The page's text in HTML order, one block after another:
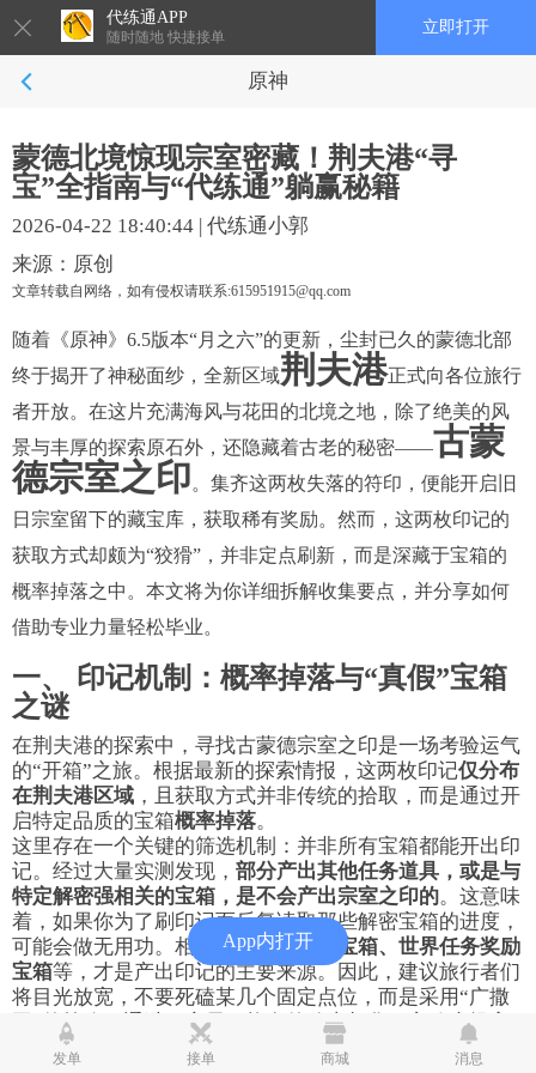
代练通APP
随时随地 快捷接单
立即打开
原神
App内打开
蒙德北境惊现宗室密藏！荆夫港“寻
宝”全指南与“代练通”躺赢秘籍
2026-04-22 18:40:44 | 代练通小郭
来源：原创
文章转载自网络，如有侵权请联系:615951915@qq.com
随着《原神》6.5版本“月之六”的更新，尘封已久的蒙德北部
终于揭开了神秘面纱，全新区域荆夫港正式向各位旅行
者开放。在这片充满海风与花田的北境之地，除了绝美的风
景与丰厚的探索原石外，还隐藏着古老的秘密——古蒙
德宗室之印。集齐这两枚失落的符印，便能开启旧
日宗室留下的藏宝库，获取稀有奖励。然而，这两枚印记的
获取方式却颇为“狡猾”，并非定点刷新，而是深藏于宝箱的
概率掉落之中。本文将为你详细拆解收集要点，并分享如何
借助专业力量轻松毕业。
一、 印记机制：概率掉落与“真假”宝箱
之谜
在荆夫港的探索中，寻找古蒙德宗室之印是一场考验运气
的“开箱”之旅。根据最新的探索情报，这两枚印记仅分布
在荆夫港区域 ，且获取方式并非传统的拾取，而是通过开
启特定品质的宝箱概率掉落。
这里存在一个关键的筛选机制：并非所有宝箱都能开出印
记。经过大量实测发现， 部分产出其他任务道具，或是与
特定解密强相关的宝箱，是不会产出宗室之印的。这意味
着，如果你为了刷印记而反复读取那些解密宝箱的进度，
可能会做无用功。相反，普通的探索宝箱、世界任务奖励
宝箱等，才是产出印记的主要来源。因此，建议旅行者们
将目光放宽，不要死磕某几个固定点位，而是采用“广撒
网”的策略，通过开启尽可能多的珍贵与华丽宝箱来提高
获取概率。
发单 接单 商城 消息